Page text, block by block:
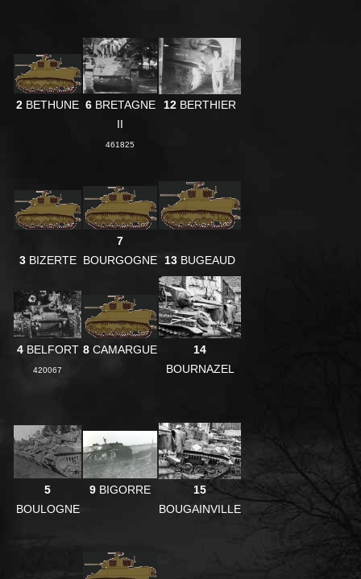
2 BETHUNE 6BRETAGNE
II
461825
12 BERTHIER
3BIZERTE
7
BOURGOGNE
13 BUGEAUD
4BELFORT
420067
8 CAMARGUE
14
BOURNAZEL
5
BOULOGNE
9 BIGORRE
15
BOUGAINVILLE